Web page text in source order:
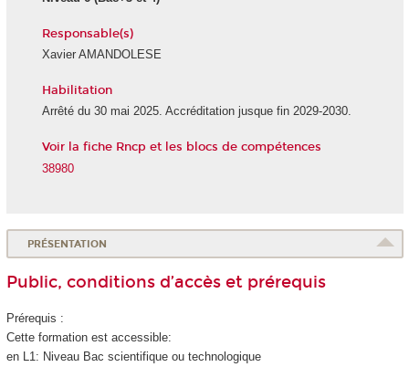
Responsable(s)
Xavier AMANDOLESE
Habilitation
Arrêté du 30 mai 2025. Accréditation jusque fin 2029-2030.
Voir la fiche Rncp et les blocs de compétences
38980
PRÉSENTATION
Public, conditions d’accès et prérequis
Prérequis :
Cette formation est accessible:
en L1: Niveau Bac scientifique ou technologique